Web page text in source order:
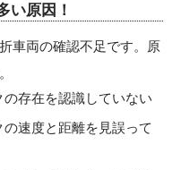
い原因！
車両の確認不足です。原
存在を認識していない
速度と距離を見誤って